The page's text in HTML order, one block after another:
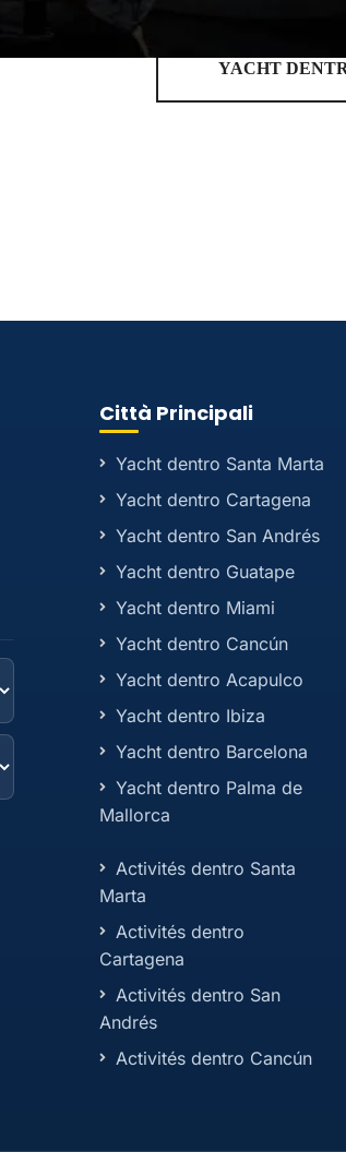
YACHT
Città Principali
Yacht dentro Santa Marta
Yacht dentro Cartagena
Yacht dentro San Andrés
Yacht dentro Guatape
Yacht dentro Miami
Yacht dentro Cancún
Yacht dentro Acapulco
Yacht dentro Ibiza
Yacht dentro Barcelona
Yacht dentro Palma de
Mallorca
Activités dentro Santa
Marta
Activités dentro
Cartagena
Activités dentro San
Andrés
Activités dentro Cancún